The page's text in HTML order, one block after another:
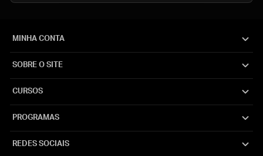
MINHA CONTA
SOBRE O SITE
CURSOS
PROGRAMAS
REDES SOCIAIS